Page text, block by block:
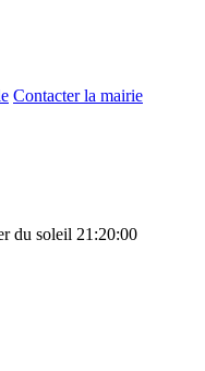
Contacter la mairie
du soleil 21:20:00